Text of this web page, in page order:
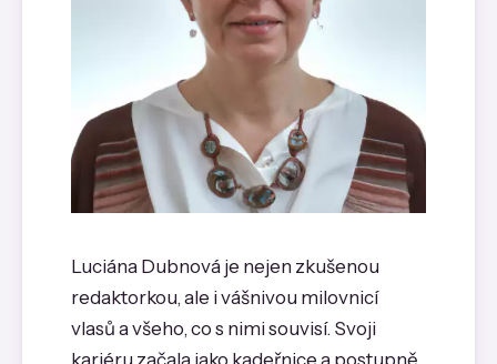
Luciána Dubnová je nejen zkušenou
redaktorkou, ale i vášnivou milovnicí
vlasů a všeho, co s nimi souvisí. Svoji
kariéru začala jako kadeřnice a postupně